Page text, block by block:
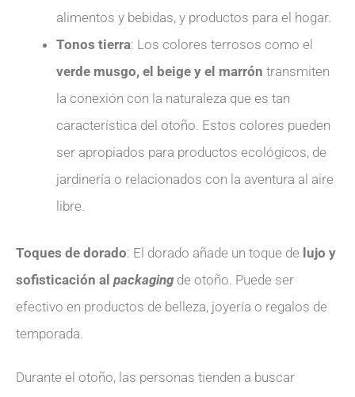
alimentos y bebidas, y productos para el hogar.
Tonos tierra: Los colores terrosos como el
verde musgo, el beige y el marrón transmiten
la conexión con la naturaleza que es tan
característica del otoño. Estos colores pueden
ser apropiados para productos ecológicos, de
jardinería o relacionados con la aventura al aire
libre.
Toques de dorado: El dorado añade un toque de lujo y
sofisticación al packaging de otoño. Puede ser
efectivo en productos de belleza, joyería o regalos de
temporada.
Durante el otoño, las personas tienden a buscar